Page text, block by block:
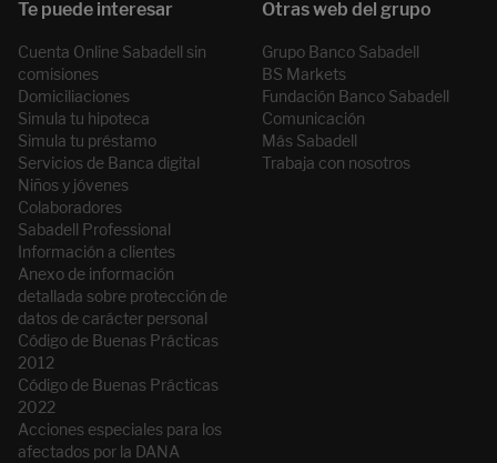
Cuenta Online Sabadell sin
comisiones
Domiciliaciones
Simula tu hipoteca
Simula tu préstamo
Servicios de Banca digital
Niños y jóvenes
Colaboradores
Sabadell Professional
Información a clientes
Anexo de información
detallada sobre protección de
datos de carácter personal
Código de Buenas Prácticas
2012
Código de Buenas Prácticas
2022
Acciones especiales para los
afectados por la DANA
Grupo Banco Sabadell
BS Markets
Fundación Banco Sabadell
Comunicación
Más Sabadell
Trabaja con nosotros